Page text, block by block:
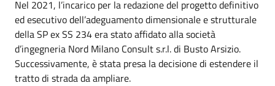
Nel 2021, l’incarico per la redazione del progetto definitivo
ed esecutivo dell’adeguamento dimensionale e strutturale
della SP ex SS 234 era stato affidato alla società
d’ingegneria Nord Milano Consult s.r.l. di Busto Arsizio.
Successivamente, è stata presa la decisione di estendere il
tratto di strada da ampliare.